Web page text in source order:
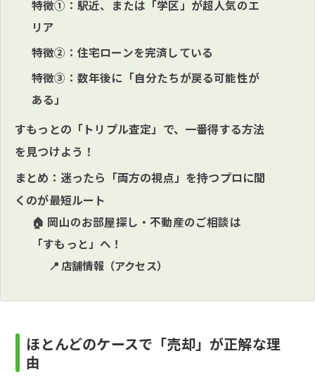
特徴①：駅近、または「学区」が超人気のエ
リア
特徴②：住宅ローンを完済している
特徴③：数年後に「自分たちが戻る可能性が
ある」
すもっとの「トリプル査定」で、一番得する方法
を見つけよう！
まとめ：迷ったら「両方の視点」を持つプロに聞
くのが最短ルート
🏠 岡山のお部屋探し・不動産のご相談は
「すもっと」へ！
📍 店舗情報（アクセス）
ほとんどのケースで「売却」が正解な理
由